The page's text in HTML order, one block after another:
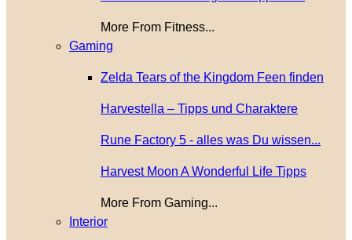
More From Fitness...
Gaming
Zelda Tears of the Kingdom Feen finden
Harvestella – Tipps und Charaktere
Rune Factory 5 - alles was Du wissen...
Harvest Moon A Wonderful Life Tipps
More From Gaming...
Interior